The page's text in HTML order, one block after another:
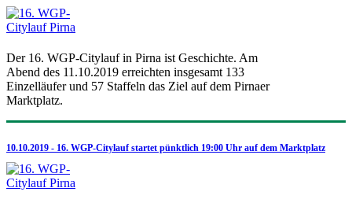
Der 16. WGP-Citylauf in Pirna ist Geschichte. Am
Abend des 11.10.2019 erreichten insgesamt 133
Einzelläufer und 57 Staffeln das Ziel auf dem Pirnaer
Marktplatz.
10.10.2019 - 16. WGP-Citylauf startet pünktlich 19:00 Uhr auf dem Marktplatz